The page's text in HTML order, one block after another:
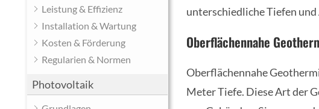
Leistung & Effizienz
Installation & Wartung
Kosten & Förderung
Regularien & Normen
Photovoltaik
unterschiedliche Tiefen
Oberflächennahe
Oberflächennahe
Meter Tiefe. Diese Art der